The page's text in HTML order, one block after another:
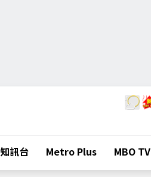
知訊台 Metro Plus MBO TV